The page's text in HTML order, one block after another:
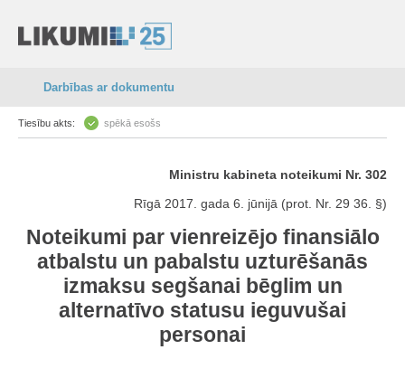
Darbības ar dokumentu
Tiesību akts: spēkā esošs
Ministru kabineta noteikumi Nr. 302
Rīgā 2017. gada 6. jūnijā (prot. Nr. 29 36. §)
Noteikumi par vienreizējo finansiālo
atbalstu un pabalstu uzturēšanās
izmaksu segšanai bēglim un
alternatīvo statusu ieguvušai
personai